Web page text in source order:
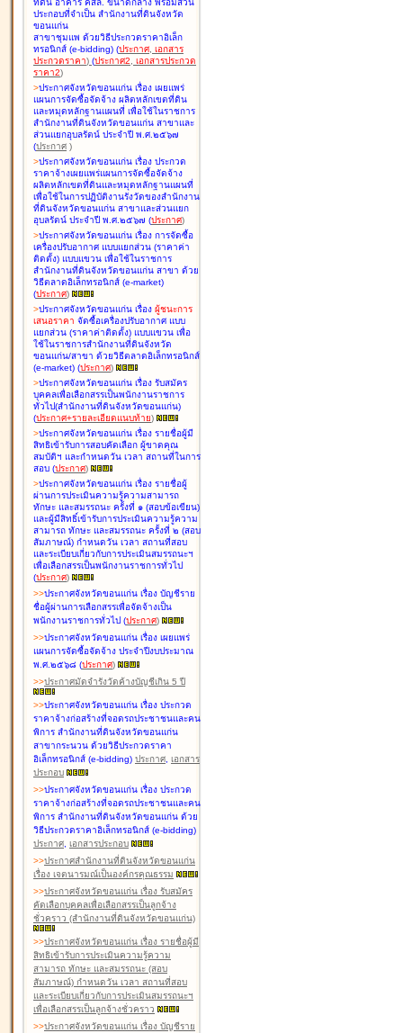
ที่ดิน อาคาร คสล. ขนาดกลาง พร้อมส่วน
ประกอบที่จำเป็น สำนักงานที่ดินจังหวัด
ขอนแก่น
สาขาชุมแพ ด้วยวิธีประกวดราคาอิเล็ก
ทรอนิกส์ (e-bidding) (ประกาศ, เอกสาร
ประกวดราคา) (ประกาศ2, เอกสารประกวด
ราคา2)
>ประกาศจังหวัดขอนแก่น เรื่อง เผยแพร่
แผนการจัดซื้อจัดจ้าง ผลิตหลักเขตที่ดิน
และหมุดหลักฐานแผนที่ เพื่อใช้ในราชการ
สำนักงานที่ดินจังหวัดขอนแก่น สาขาและ
ส่วนแยกอุบลรัตน์ ประจำปี พ.ศ.๒๕๖๗
(ประกาศ )
>ประกาศจังหวัดขอนแก่น เรื่อง ประกวด
ราคาจ้างเผยแพร่แผนการจัดซื้อจัดจ้าง
ผลิตหลักเขตที่ดินและหมุดหลักฐานแผนที่
เพื่อใช้ในการปฏิบัติงานรังวัดของสำนักงาน
ที่ดินจังหวัดขอนแก่น สาขาและส่วนแยก
อุบลรัตน์ ประจำปี พ.ศ.๒๕๖๗ (ประกาศ)
>ประกาศจังหวัดขอนแก่น เรื่อง การจัดซื้อ
เครื่องปรับอากาศ แบบแยกส่วน (ราคาค่า
ติดตั้ง) แบบแขวน เพื่อใช้ในราชการ
สำนักงานที่ดินจังหวัดขอนแก่น สาขา ด้วย
วิธีตลาดอิเล็กทรอนิกส์ (e-market)
(ประกาศ)
>ประกาศจังหวัดขอนแก่น เรื่อง ผู้ชนะการ
เสนอราคา จัดซื้อเครื่องปรับอากาศ แบบ
แยกส่วน (ราคาค่าติดตั้ง) แบบแขวน เพื่อ
ใช้ในราชการสำนักงานที่ดินจังหวัด
ขอนแก่น/สาขา ด้วยวิธีตลาดอิเล็กทรอนิกส์
(e-market) (ประกาศ)
>ประกาศจังหวัดขอนแก่น เรื่อง รับสมัคร
บุคคลเพื่อเลือกสรรเป็นพนักงานราชการ
ทั่วไป(สำนักงานที่ดินจังหวัดขอนแก่น)
(ประกาศ+รายละเอียดแนบท้าย)
>ประกาศจังหวัดขอนแก่น เรื่อง รายชื่อผู้มี
สิทธิเข้ารับการสอบคัดเลือก ผู้ขาดคุณ
สมบัติฯ และกำหนดวัน เวลา สถานที่ในการ
สอบ (ประกาศ)
>ประกาศจังหวัดขอนแก่น เรื่อง รายชื่อผู้
ผ่านการประเมินความรู้ความสามารถ
ทักษะ และสมรรถนะ ครั้งที่ ๑ (สอบข้อเขียน)
และผู้มีสิทธิ์เข้ารับการประเมินความรู้ความ
สามารถ ทักษะ และสมรรถนะ ครั้งที่ ๒ (สอบ
สัมภาษณ์) กำหนดวัน เวลา สถานที่สอบ
และระเบียบเกี่ยวกับการประเมินสมรรถนะฯ
เพื่อเลือกสรรเป็นพนักงานราชการทั่วไป
(ประกาศ)
>>ประกาศจังหวัดขอนแก่น เรื่อง บัญชีราย
ชื่อผู้ผ่านการเลือกสรรเพื่อจัดจ้างเป็น
พนักงานราชการทั่วไป (ประกาศ)
>>ประกาศจังหวัดขอนแก่น เรื่อง เผยแพร่
แผนการจัดซื้อจัดจ้าง ประจำปีงบประมาณ
พ.ศ.๒๕๖๘ (ประกาศ)
>>ประกาศมัดจำรังวัดค้างบัญชีเกิน 5 ปี
>>ประกาศจังหวัดขอนแก่น เรื่อง ประกวด
ราคาจ้างก่อสร้างที่จอดรถประชาชนและคน
พิการ สำนักงานที่ดินจังหวัดขอนแก่น
สาขากระนวน ด้วยวิธีประกวดราคา
อิเล็กทรอนิกส์ (e-bidding) ประกาศ, เอกสาร
ประกอบ
>>ประกาศจังหวัดขอนแก่น เรื่อง ประกวด
ราคาจ้างก่อสร้างที่จอดรถประชาชนและคน
พิการ สำนักงานที่ดินจังหวัดขอนแก่น ด้วย
วิธีประกวดราคาอิเล็กทรอนิกส์ (e-bidding)
ประกาศ, เอกสารประกอบ
>>ประกาศสำนักงานที่ดินจังหวัดขอนแก่น
เรื่อง เจตนารมณ์เป็นองค์กรคุณธรรม
>>ประกาศจังหวัดขอนแก่น เรื่อง รับสมัคร
คัดเลือกบุคคลเพื่อเลือกสรรเป็นลูกจ้าง
ชั่วคราว (สำนักงานที่ดินจังหวัดขอนแก่น)
>>ประกาศจังหวัดขอนแก่น เรื่อง รายชื่อผู้มี
สิทธิเข้ารับการประเมินความรู้ความ
สามารถ ทักษะ และสมรรถนะ (สอบ
สัมภาษณ์) กำหนดวัน เวลา สถานที่สอบ
และระเบียบเกี่ยวกับการประเมินสมรรถนะฯ
เพื่อเลือกสรรเป็นลูกจ้างชั่วคราว
>>ประกาศจังหวัดขอนแก่น เรื่อง บัญชีราย